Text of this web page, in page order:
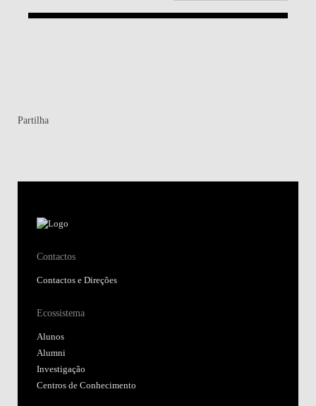
Partilha
Contactos
Contactos e Direções
Ecossistema
Alunos
Alumni
Investigação
Centros de Conhecimento